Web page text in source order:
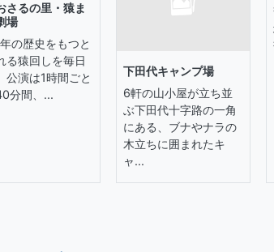
さるの里・猿ま
場
の歴史をもつと
る猿回しを毎日
公演は1時間ごと
分間、...
下田代キャンプ場
6軒の山小屋が立ち並
ぶ下田代十字路の一角
にある、ブナやナラの
木立ちに囲まれたキ
ャ...